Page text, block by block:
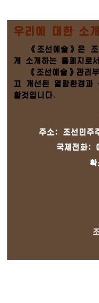
우리에 대한 소개
《조선예술》은 조
게 소개하는 홈페지로
《조선예술》관리
고 개선된 열람환경과
할것입니다.
주소: 조선민주
국제전화: